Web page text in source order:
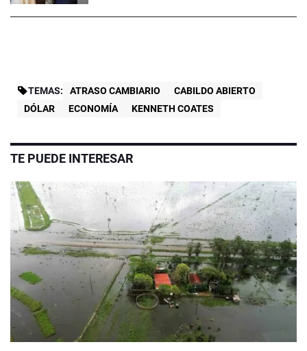
TEMAS: ATRASO CAMBIARIO
CABILDO ABIERTO
DÓLAR
ECONOMÍA KENNETH COATES
TE PUEDE INTERESAR